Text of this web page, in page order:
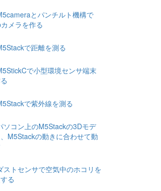
とパンチルト機構で
メラを作る
で距離を測る
で小型環境センサ端末
で紫外線を測る
ソコン上のM5Stackの3Dモデ
M5Stackの動きに合わせて動
ストセンサで空気中のホコリを
る